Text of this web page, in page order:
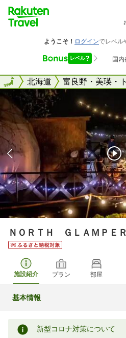
全国北海道 富良野・美瑛・
全国
ＮＯＲＴＨ ＧＬＡＭＰＥ
施設紹介 プラン 部屋
基本情報
新型コロナ対策について